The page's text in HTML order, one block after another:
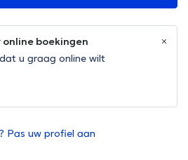
online boekingen
u graag online wilt
Pas uw profiel aan